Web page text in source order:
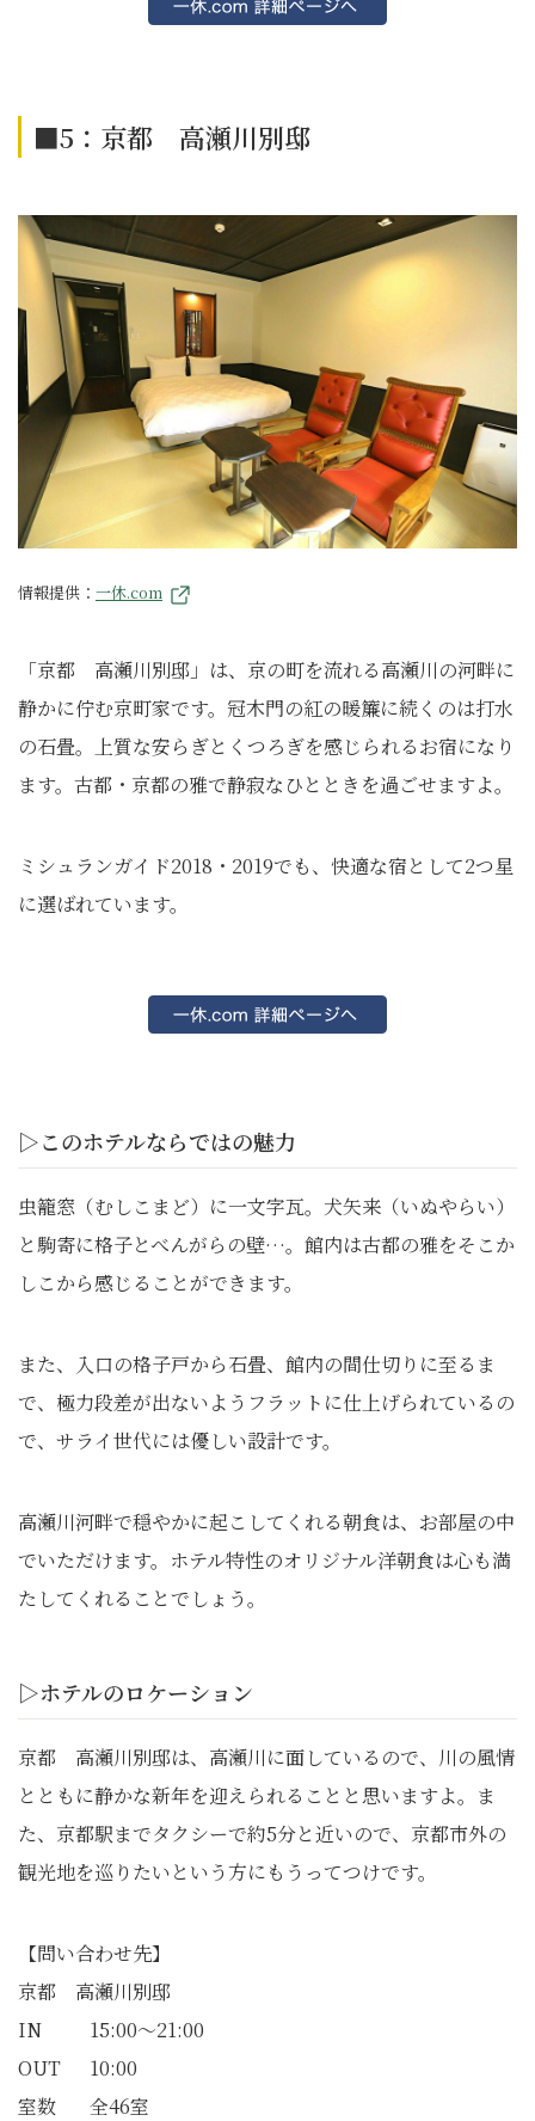
■5：京都 高瀬川別邸
情報提供： 一休.com
「京都 高瀬川別邸」は、京の町を流れる高瀬川の河畔に
静かに佇む京町家です。冠木門の紅の暖簾に続くのは打水
の石畳。上質な安らぎとくつろぎを感じられるお宿になり
ます。古都・京都の雅で静寂なひとときを過ごせますよ。
ミシュランガイド2018・2019でも、快適な宿として2つ星
に選ばれています。
▷このホテルならではの魅力
虫籠窓（むしこまど）に一文字瓦。犬矢来（いぬやらい）
と駒寄に格子とべんがらの壁…。館内は古都の雅をそこか
しこから感じることができます。
また、入口の格子戸から石畳、館内の間仕切りに至るま
で、極力段差が出ないようフラットに仕上げられているの
で、サライ世代には優しい設計です。
高瀬川河畔で穏やかに起こしてくれる朝食は、お部屋の中
でいただけます。ホテル特性のオリジナル洋朝食は心も満
たしてくれることでしょう。
▷ホテルのロケーション
京都 高瀬川別邸は、高瀬川に面しているので、川の風情
とともに静かな新年を迎えられることと思いますよ。ま
た、京都駅までタクシーで約5分と近いので、京都市外の
観光地を巡りたいという方にもうってつけです。
【問い合わせ先】
京都 高瀬川別邸
IN 15:00～21:00
OUT 10:00
室数 全46室